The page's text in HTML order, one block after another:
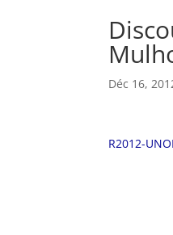
Déc 16,
R2012-